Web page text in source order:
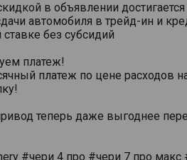
в объявлении
автомобиля в трейд-ин и
без субсидий
платеж!
платеж по цене расходов
теперь даже выгоднее
#чери 4 про #чери 7 про макс